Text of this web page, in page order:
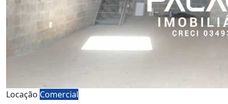
Locação Comercial